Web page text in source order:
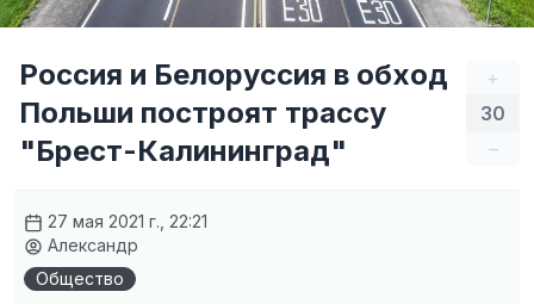
+
30
–
Россия и Белоруссия в обход
Польши построят трассу
"Брест-Калининград"
27 мая 2021 г., 22:21
Александр
Общество